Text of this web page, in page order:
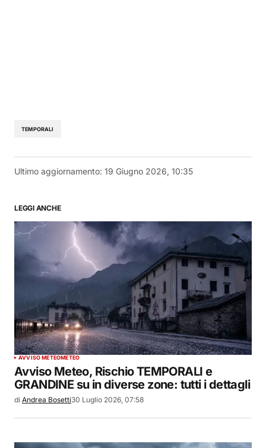
TEMPORALI
Ultimo aggiornamento: 19 Giugno 2026, 10:35
LEGGI ANCHE
AVVISO METEOMETEO
Avviso Meteo, Rischio TEMPORALI e
GRANDINE su in diverse zone: tutti i dettagli
di Andrea Bosetti30 Luglio 2026, 07:58